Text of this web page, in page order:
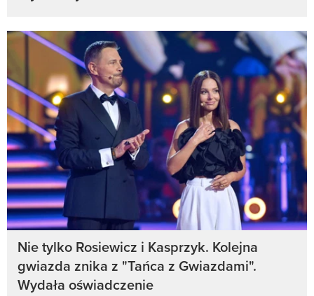
Nie tylko Rosiewicz i Kasprzyk. Kolejna
gwiazda znika z "Tańca z Gwiazdami".
Wydała oświadczenie